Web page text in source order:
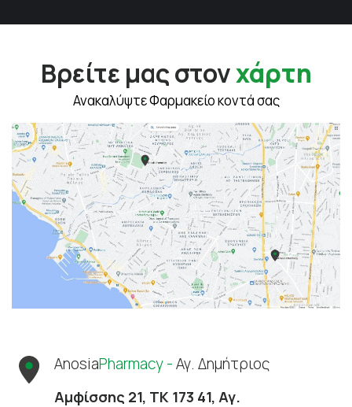
Βρείτε μας στονχάρτη
Ανακαλύψτε Φαρμακείο κοντά σας
AnosiaPharmacy -Αγ. Δημήτριος
Αμφίσσης 21, ΤΚ 173 41, Αγ.